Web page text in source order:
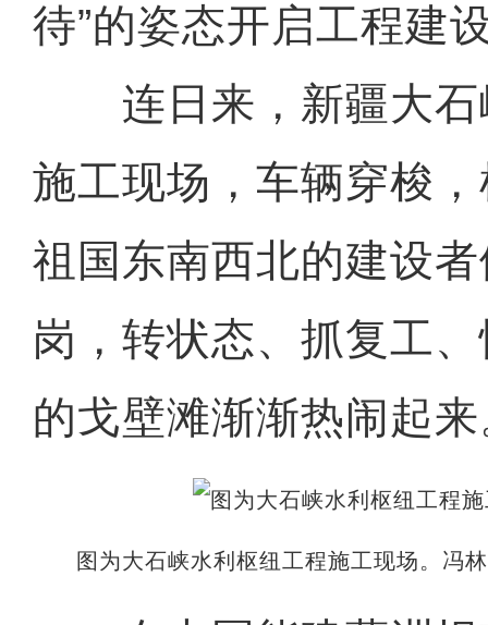
待”的姿态开启工程建
连日来，新疆大石
施工现场，车辆穿梭
祖国东南西北的建设
岗，转状态、抓复工
的戈壁滩渐渐热闹起
图为大石峡水利枢纽工程施工现场。冯